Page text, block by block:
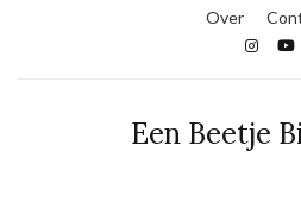
Over
Een Beetje